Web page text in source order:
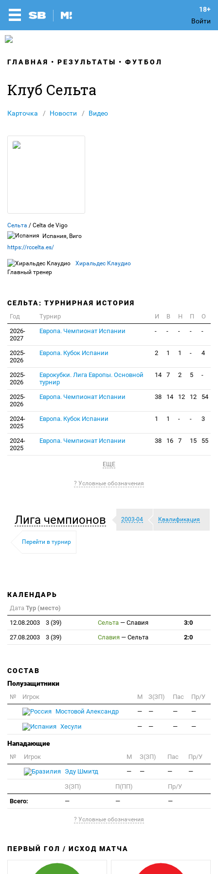
Войти
ГЛАВНАЯ РЕЗУЛЬТАТЫ ФУТБОЛ
Клуб Сельта
Карточка Новости Видео
Сельта / Celta de Vigo
Испания, Виго
https://rccelta.es/
Хиральдес Клаудио
Главный тренер
СЕЛЬТА: ТУРНИРНАЯ ИСТОРИЯ
Год Турнир И В Н П
О
2026-
2027
Европа. Чемпионат Испании - - - - -
2025-
2026
Европа. Кубок Испании 2 1 1 - 4
2025-
2026
Еврокубки. Лига Европы. Основной
турнир
14 7 2 5 -
2025-
2026
Европа. Чемпионат Испании 38 14 12 12 54
2024-
2025
Европа. Кубок Испании 1 1 - - 3
2024-
2025
Европа. Чемпионат Испании 38 16 7 15 55
ЕЩЕ
? Условные обозначения
Лига чемпионов 2003-04 Квалификация
Перейти в турнир
КАЛЕНДАРЬ
Дата Тур (место)
12.08.2003
3 (39) Сельта — Славия
3:0
27.08.2003
3 (39) Славия — Сельта 2:0
СОСТАВ
Полузащитники
№ Игрок M З(ЗП) Пас
Пр/У
Мостовой Александр
— — — —
Хесули — — — —
Нападающие
№ Игрок M З(ЗП) Пас
Пр/У
Эду Шмитд
— — — —
З(ЗП) П(ПП)
Пр/У
Всего:
— — —
? Условные обозначения
ПЕРВЫЙ ГОЛ / ИСХОД МАТЧА